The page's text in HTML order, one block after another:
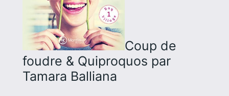
Coup de
foudre & Quiproquos par
Tamara Balliana